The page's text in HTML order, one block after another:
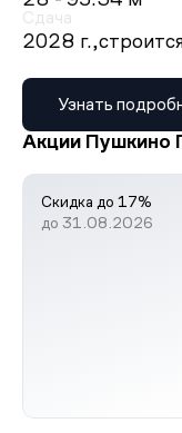
Сдача
2028 г.,
Узнать
Акции Пушкино
Скидка до 17%
до 31.08.2026